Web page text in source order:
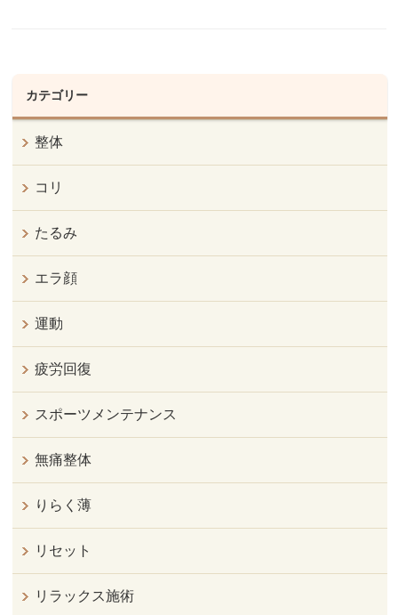
カテゴリー
整体
コリ
たるみ
エラ顔
運動
疲労回復
スポーツメンテナンス
無痛整体
りらく薄
リセット
リラックス施術